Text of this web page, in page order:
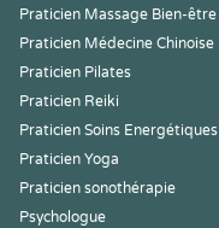
Praticien Massage Bien-être
Praticien Médecine Chinoise
Praticien Pilates
Praticien Reiki
Praticien Soins Energétiques
Praticien Yoga
Praticien sonothérapie
Psychologue